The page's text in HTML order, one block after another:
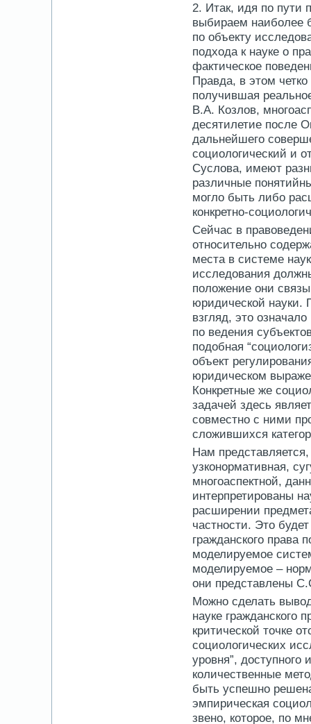
2. Итак, идя по пути
выбираем наиболее
по объекту
подхода к науке о
фактическое
Правда, в этом четко
получившая
В.А. Козлов,
десятилетие после
дальнейшего
социологический и
Суслова, имеют
различные
могло быть либо
конкретно-
Сейчас в
относительно
места в системе
исследования
положение они
юридической науки.
взгляд, это
по ведения
подобная
объект
юридическом
Конкретные же
задачей здесь
совместно с ними
сложившихся
Нам
узконормативная,
многоаспектной,
интерпретированы
расширении
частности. Это
гражданского права
моделиpyeмое
моделируемое –
они представлены
Можно сделать
науке гражданского
критической точке
социологических
уровня”, доступного
количественные
быть успешно
эмпирическая
звено, которое, по